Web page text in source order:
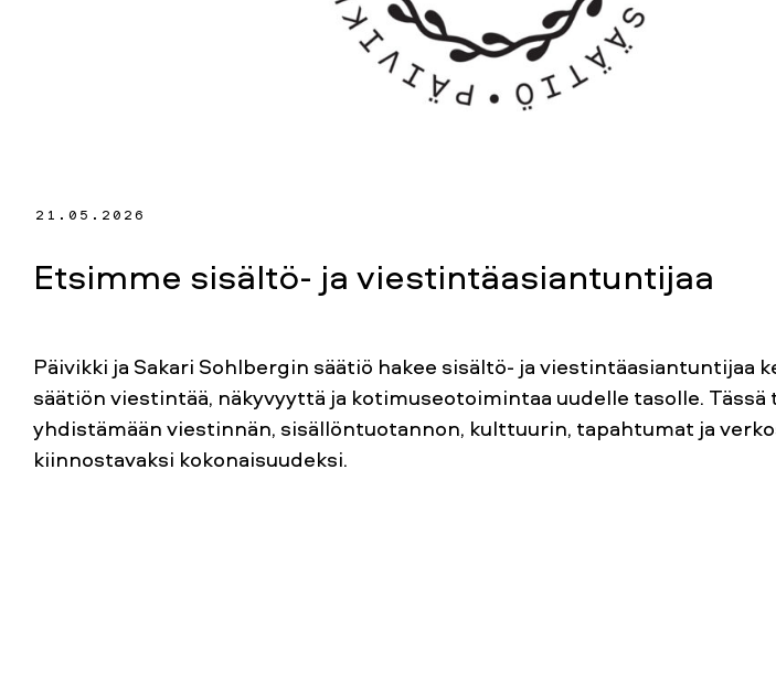
21.05.2026
Etsimme sisältö- ja viestintäasiantuntijaa
Päivikki ja Sakari Sohlbergin säätiö hakee sisältö- ja viestintäasiantuntijaa
säätiön viestintää, näkyvyyttä ja kotimuseotoimintaa uudelle tasolle. Tässä
yhdistämään viestinnän, sisällöntuotannon, kulttuurin, tapahtumat ja
kiinnostavaksi kokonaisuudeksi.